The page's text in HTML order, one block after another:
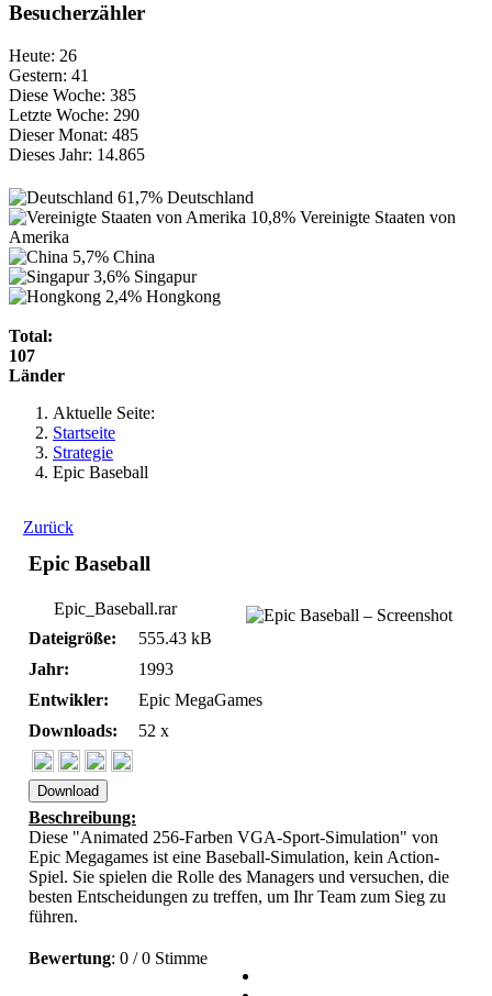
Besucherzähler
Heute: 26
Gestern: 41
Diese Woche: 385
Letzte Woche: 290
Dieser Monat: 485
Dieses Jahr: 14.865
61,7% Deutschland
10,8% Vereinigte Staaten von
Amerika
5,7% China
3,6% Singapur
2,4% Hongkong
Total:
107
Länder
Aktuelle Seite:
Startseite
Strategie
Epic Baseball
Zurück
Epic Baseball
Epic_Baseball.rar
Dateigröße:
555.43 kB
Jahr:
1993
Entwikler:
Epic MegaGames
Downloads:
52 x
Download
Beschreibung:
Diese "Animated 256-Farben VGA-Sport-Simulation" von
Epic Megagames ist eine Baseball-Simulation, kein Action-
Spiel. Sie spielen die Rolle des Managers und versuchen, die
besten Entscheidungen zu treffen, um Ihr Team zum Sieg zu
führen.
Bewertung: 0 / 0 Stimme